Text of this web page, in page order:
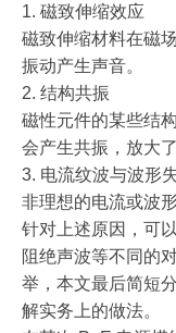
1. 磁致伸缩效应
磁致伸缩材料在磁
振动产生声音。
2. 结构共振
磁性元件的某些结
会产生共振，放大
3. 电流纹波与波形
非理想的电流或波
针对上述原因，可
阻绝声波等不同的
举，本文最后简短
解实务上的做法。